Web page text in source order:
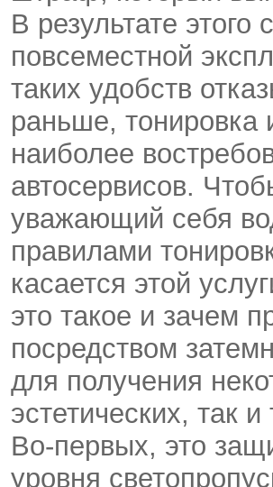
В результате
повсеместной
таких удобств
раньше, тонировка
наиболее
автосервисов.
уважающий себя
правилами
касается этой
это такое и зачем
посредством
для получения
эстетических, так
Во-первых, это
уровня